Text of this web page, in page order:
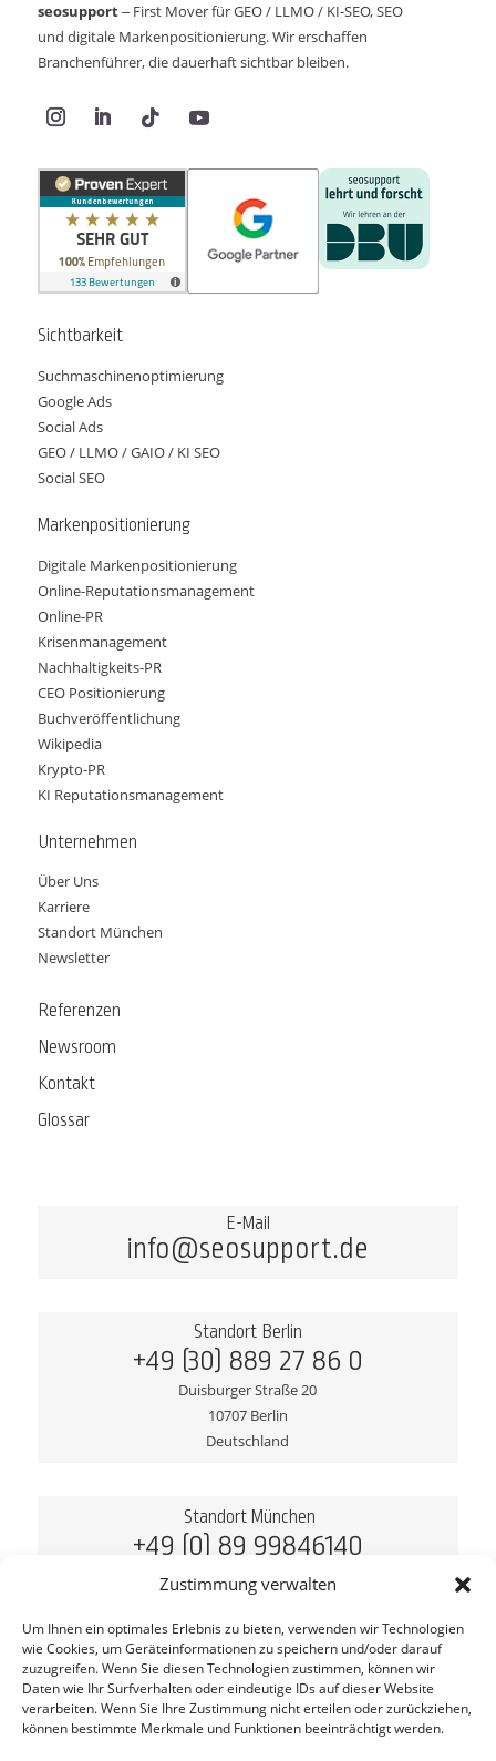
Zustimmung verwalten
Um Ihnen ein optimales Erlebnis zu bieten, verwenden wir Technologien
wie Cookies, um Geräteinformationen zu speichern und/oder darauf
zuzugreifen. Wenn Sie diesen Technologien zustimmen, können wir
Daten wie Ihr Surfverhalten oder eindeutige IDs auf dieser Website
verarbeiten. Wenn Sie Ihre Zustimmung nicht erteilen oder zurückziehen,
können bestimmte Merkmale und Funktionen beeinträchtigt werden.
seosupport– First Mover für GEO / LLMO / KI-SEO, SEO
und digitale Markenpositionierung. Wir erschaffen
Branchenführer, die dauerhaft sichtbar bleiben.
Sichtbarkeit
Suchmaschinenoptimierung
Google Ads
Social Ads
GEO / LLMO / GAIO / KI SEO
Social SEO
Markenpositionierung
Digitale Markenpositionierung
Online-Reputationsmanagement
Online-PR
Krisenmanagement
Nachhaltigkeits-PR
CEO Positionierung
Buchveröffentlichung
Wikipedia
Krypto-PR
KI Reputationsmanagement
Unternehmen
Über Uns
Karriere
Standort München
Newsletter
Referenzen
Newsroom
Kontakt
Glossar
E-Mail
info@seosupport.de
Standort Berlin
+49 (30) 889 27 86 0
Duisburger Straße 20
10707 Berlin
Deutschland
Standort München
+49 (0) 89 99846140
80686 München
Deutschland
©2026seosupport GmbH. Alle Rechte vorbehalten